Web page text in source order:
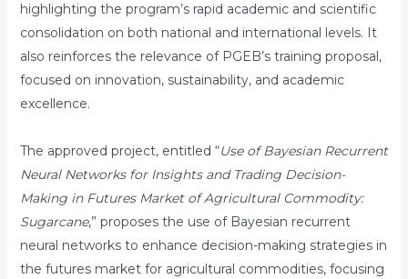
highlighting the program’s rapid academic and scientific
consolidation on both national and international levels. It
also reinforces the relevance of PGEB’s training proposal,
focused on innovation, sustainability, and academic
excellence.
The approved project, entitled “Use of Bayesian Recurrent
Neural Networks for Insights and Trading Decision-
Making in Futures Market of Agricultural Commodity:
Sugarcane,” proposes the use of Bayesian recurrent
neural networks to enhance decision-making strategies in
the futures market for agricultural commodities, focusing